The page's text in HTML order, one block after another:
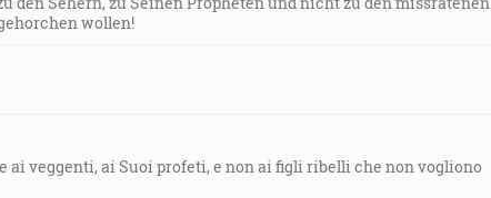
wollen!
ai veggenti, ai Suoi profeti, e non ai figli ribelli che non vogliono